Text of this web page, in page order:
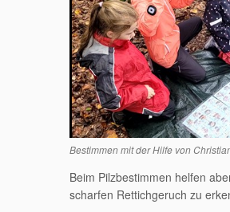
Bestimmen mit der Hilfe von
Beim Pilzbestimmen helfen
scharfen Rettichgeruch zu